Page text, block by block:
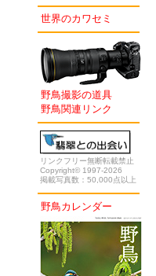
世界のカワセミ
野鳥撮影の道具
野鳥関連リンク
リンクフリー無断転載禁止
Copyright© 1997-2026
掲載写真数：50,000点以上
野鳥カレンダー